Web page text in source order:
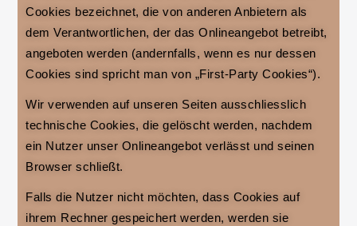
Cookies bezeichnet, die von anderen Anbietern als
dem Verantwortlichen, der das Onlineangebot betreibt,
angeboten werden (andernfalls, wenn es nur dessen
Cookies sind spricht man von „First-Party Cookies“).
Wir verwenden auf unseren Seiten ausschliesslich
technische Cookies, die gelöscht werden, nachdem
ein Nutzer unser Onlineangebot verlässt und seinen
Browser schließt.
Falls die Nutzer nicht möchten, dass Cookies auf
ihrem Rechner gespeichert werden, werden sie